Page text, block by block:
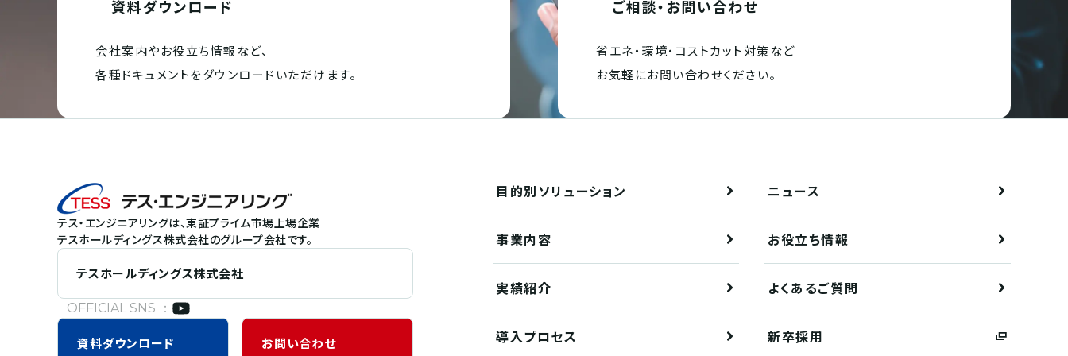
資料ダウンロード
会社案内やお役立ち情報など、
各種ドキュメントをダウンロードいただけます。
ご相談・お問い合わせ
省エネ・環境・ コストカット対策など
お気軽にお問い合わせください。
テス・エンジニアリングは、東証プライム市場上場企業
テスホールディングス株式会社のグループ会社です。
テスホールディングス株式会社
OFFICIAL SNS ：
資料ダウンロード お問い合わせ
目的別ソリューション ニュース
事業内容 お役立ち情報
実績紹介 よくあるご質問
導入プロセス 新卒採用